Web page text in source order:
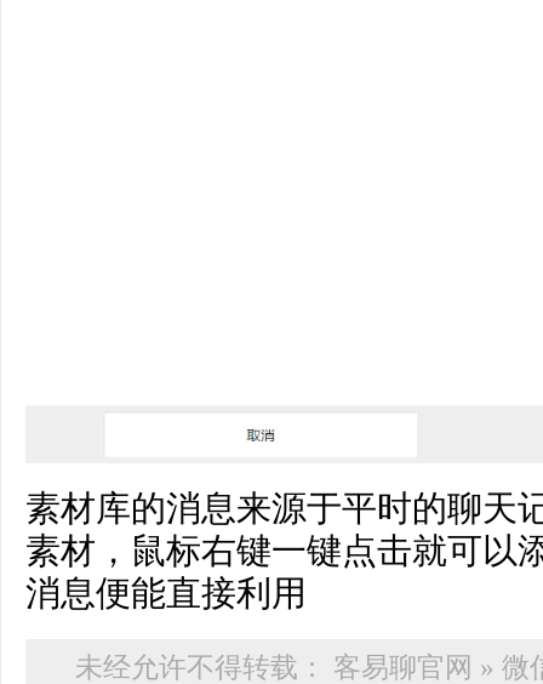
素材库的消息来源于平时的聊天
素材，鼠标右键一键点击就可以
消息便能直接利用
未经允许不得转载： 客易聊官网 » 微